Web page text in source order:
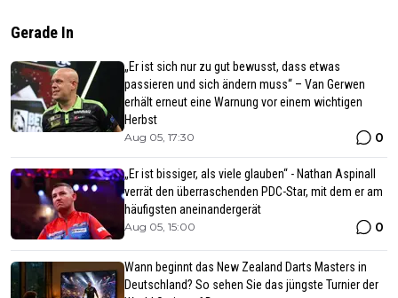
Gerade In
„Er ist sich nur zu gut bewusst, dass etwas
passieren und sich ändern muss“ – Van Gerwen
erhält erneut eine Warnung vor einem wichtigen
Herbst
Aug 05, 17:30 0
„Er ist bissiger, als viele glauben“ - Nathan Aspinall
verrät den überraschenden PDC-Star, mit dem er am
häufigsten aneinandergerät
Aug 05, 15:00 0
Wann beginnt das New Zealand Darts Masters in
Deutschland? So sehen Sie das jüngste Turnier der